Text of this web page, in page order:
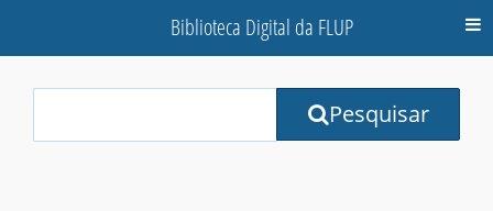
Biblioteca Digital da FLUP
Terms:
Pesquisar